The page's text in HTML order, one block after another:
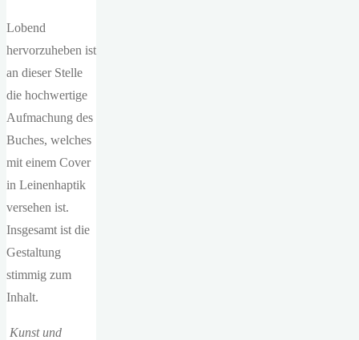
Lobend
hervorzuheben ist
an dieser Stelle
die hochwertige
Aufmachung des
Buches, welches
mit einem Cover
in Leinenhaptik
versehen ist.
Insgesamt ist die
Gestaltung
stimmig zum
Inhalt.
Kunst und